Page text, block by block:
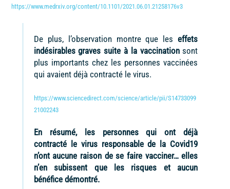
https://www.medrxiv.org/content/10.1101/2021.06.01.21258176v3
De plus, l’observation montre que leseffets
indésirables graves suite à la vaccinationsont
plus importants chez les personnes vaccinées
qui avaient déjà contracté le virus.
https://www.sciencedirect.com/science/article/pii/S14733099
21002243
En résumé, les personnes qui ont déjà
contracté le virus responsable de la Covid19
n’ont aucune raison de se faire vacciner… elles
n’en subissent que les risques et aucun
bénéfice démontré.